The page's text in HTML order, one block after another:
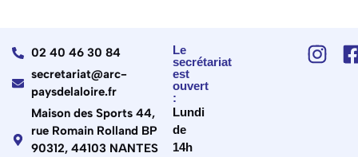
02 40 46 30 84
secretariat@arc-
paysdelaloire.fr
Maison des Sports 44,
rue Romain Rolland BP
90312, 44103 NANTES
Le
secrétariat
est
ouvert
:
Lundi
de
14h